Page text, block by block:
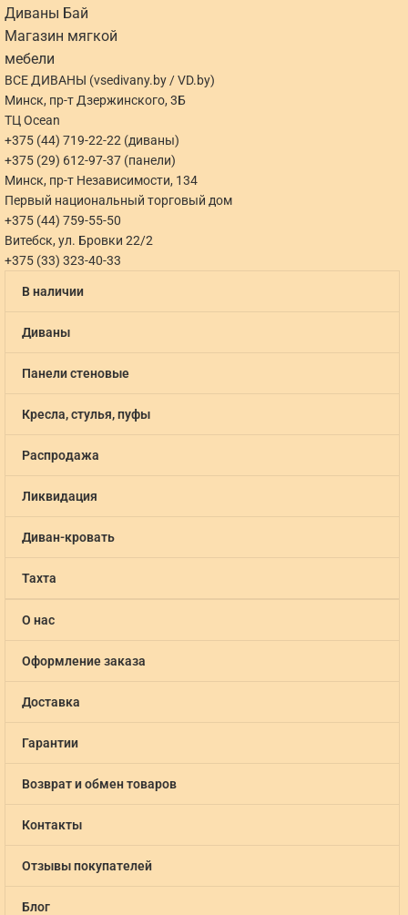
ВСЕ ДИВАНЫ (vsedivany.by / VD.by)
Минск, пр-т Дзержинского, 3Б
ТЦ Ocean
+375 (44) 719-22-22 (диваны)
+375 (29) 612-97-37 (панели)
Минск, пр-т Независимости, 134
Первый национальный торговый дом
+375 (44) 759-55-50
Витебск, ул. Бровки 22/2
+375 (33) 323-40-33
В наличии
Диваны
Панели стеновые
Кресла, стулья, пуфы
Распродажа
Ликвидация
Диван-кровать
Тахта
О нас
Оформление заказа
Доставка
Гарантии
Возврат и обмен товаров
Контакты
Отзывы покупателей
Блог